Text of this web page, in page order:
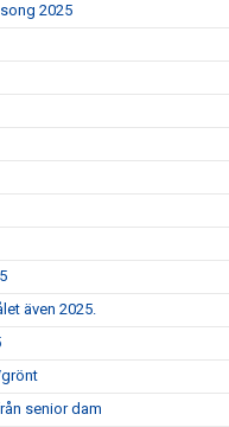
2025
även 2025.
senior dam